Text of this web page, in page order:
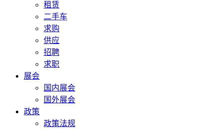
租赁
二手车
求购
供应
招聘
求职
展会
国内展会
国外展会
政策
政策法规